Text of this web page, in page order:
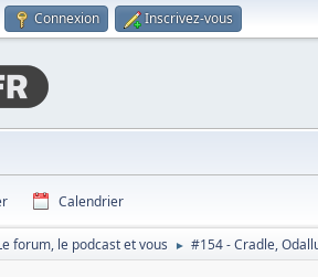
Connexion Inscrivez-vous
Calendrier
forum, le podcast et vous ► #154 - Cradle,